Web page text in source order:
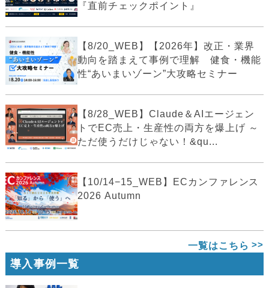
『直前チェックポイント』
【8/20_WEB】【2026年】改正・業界
動向を踏まえて事例で理解 健食・機能
性“あいまいゾーン”大攻略セミナー
【8/28_WEB】Claude＆AIエージェン
トでEC売上・生産性の両方を爆上げ ～
ただ使うだけじゃない！&qu...
【10/14−15_WEB】ECカンファレンス
2026 Autumn
一覧はこちら
導入事例一覧